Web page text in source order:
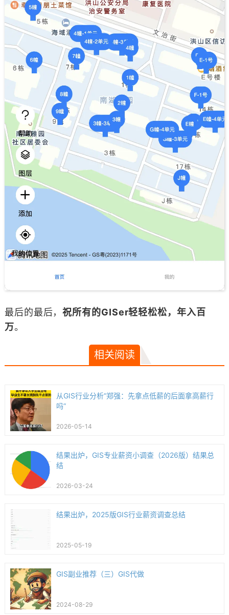
最后的最后，祝所有的GISer轻轻松松，年入百
万。
相关阅读
从GIS行业分析“郑强：先拿点低薪的后面拿高薪行
吗”
2026-05-14
结果出炉，GIS专业薪资小调查（2026版）结果总
结
2026-03-24
结果出炉，2025版GIS行业薪资调查总结
2025-05-19
GIS副业推荐（三）GIS代做
2024-08-29